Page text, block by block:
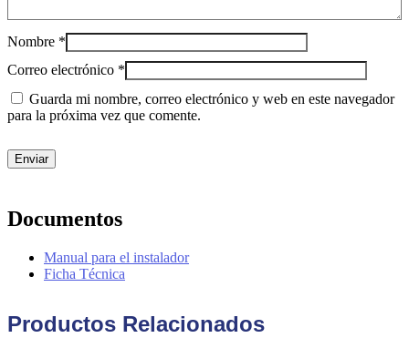
Nombre *
Correo electrónico *
Guarda mi nombre, correo electrónico y web en este navegador
para la próxima vez que comente.
Documentos
Manual para el instalador
Ficha Técnica
Productos Relacionados